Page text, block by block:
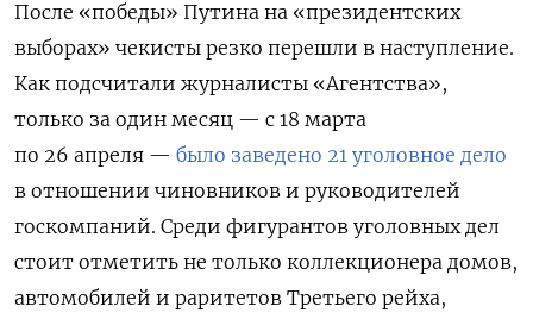
После «победы» Путина на «президентских
выборах» чекисты резко перешли в наступление.
Как подсчитали журналисты «Агентства»,
только за один месяц — с 18 марта
по 26 апреля — было заведено 21 уголовное дело
в отношении чиновников и руководителей
госкомпаний. Среди фигурантов уголовных дел
стоит отметить не только коллекционера домов,
автомобилей и раритетов Третьего рейха,